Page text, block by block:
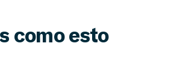
como esto